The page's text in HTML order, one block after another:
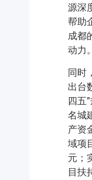
源深
帮助
成都
动力。
同时
出台
四五
名城
产资
域项
元；
目扶